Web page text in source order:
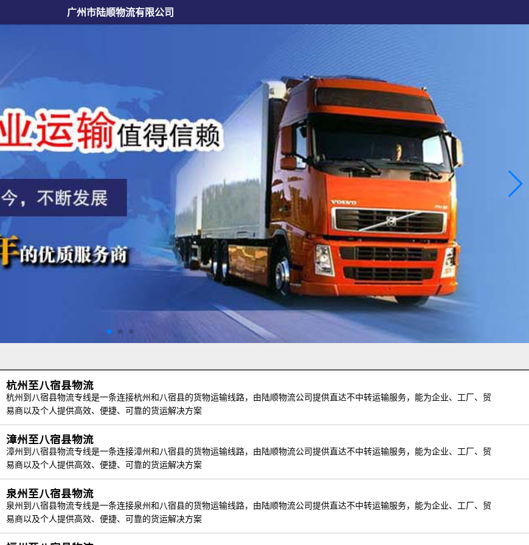
广州市陆顺物流有限公司
杭州至八宿县物流
杭州到八宿县物流专线是一条连接杭州和八宿县的货物运输线路，由陆顺物流公司提供直达不中转运输服务，能为企业、工厂、贸
易商以及个人提供高效、便捷、可靠的货运解决方案
漳州至八宿县物流
漳州到八宿县物流专线是一条连接漳州和八宿县的货物运输线路，由陆顺物流公司提供直达不中转运输服务，能为企业、工厂、贸
易商以及个人提供高效、便捷、可靠的货运解决方案
泉州至八宿县物流
泉州到八宿县物流专线是一条连接泉州和八宿县的货物运输线路，由陆顺物流公司提供直达不中转运输服务，能为企业、工厂、贸
易商以及个人提供高效、便捷、可靠的货运解决方案